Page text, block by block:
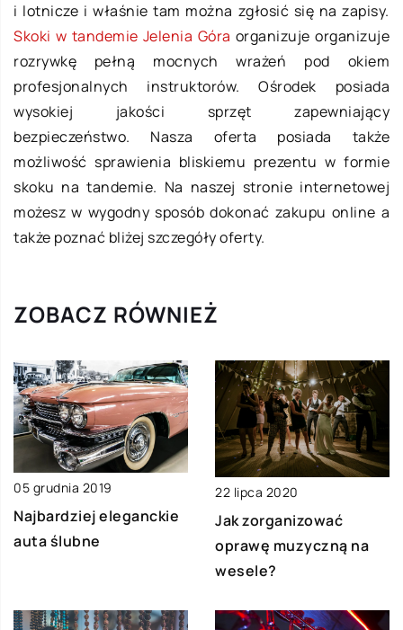
i lotnicze i właśnie tam można zgłosić się na zapisy.
Skoki w tandemie Jelenia Góra organizuje organizuje
rozrywkę pełną mocnych wrażeń pod okiem
profesjonalnych instruktorów. Ośrodek posiada
wysokiej jakości sprzęt zapewniający
bezpieczeństwo. Nasza oferta posiada także
możliwość sprawienia bliskiemu prezentu w formie
skoku na tandemie. Na naszej stronie internetowej
możesz w wygodny sposób dokonać zakupu online a
także poznać bliżej szczegóły oferty.
ZOBACZ RÓWNIEŻ
05 grudnia 2019
Najbardziej eleganckie
auta ślubne
22 lipca 2020
Jak zorganizować
oprawę muzyczną na
wesele?